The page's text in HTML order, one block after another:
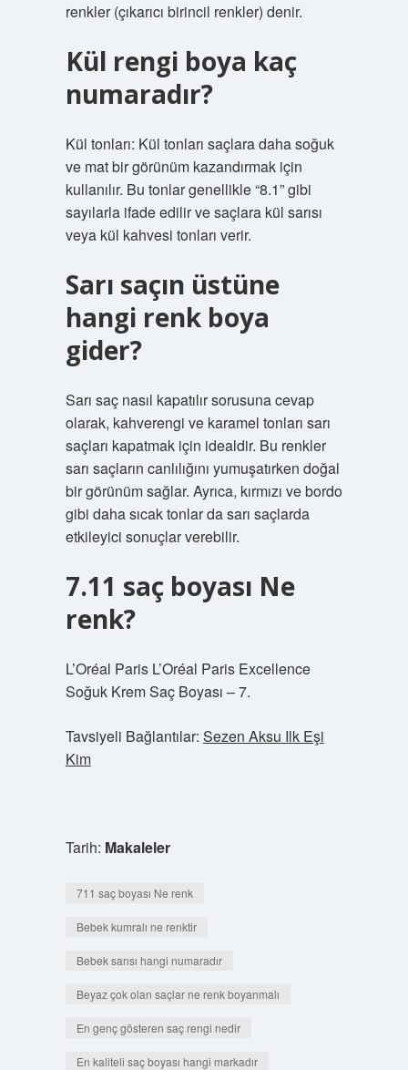
renkler (çıkarıcı birincil renkler) denir.
Kül rengi boya kaç
numaradır?
Kül tonları: Kül tonları saçlara daha soğuk
ve mat bir görünüm kazandırmak için
kullanılır. Bu tonlar genellikle “8.1” gibi
sayılarla ifade edilir ve saçlara kül sarısı
veya kül kahvesi tonları verir.
Sarı saçın üstüne
hangi renk boya
gider?
Sarı saç nasıl kapatılır sorusuna cevap
olarak, kahverengi ve karamel tonları sarı
saçları kapatmak için idealdir. Bu renkler
sarı saçların canlılığını yumuşatırken doğal
bir görünüm sağlar. Ayrıca, kırmızı ve bordo
gibi daha sıcak tonlar da sarı saçlarda
etkileyici sonuçlar verebilir.
7.11 saç boyası Ne
renk?
L’Oréal Paris L’Oréal Paris Excellence
Soğuk Krem Saç Boyası – 7.
Tavsiyeli Bağlantılar: Sezen Aksu Ilk Eşi
Kim
Tarih: Makaleler
711 saç boyası Ne renk
Bebek kumralı ne renktir
Bebek sarısı hangi numaradır
Beyaz çok olan saçlar ne renk boyanmalı
En genç gösteren saç rengi nedir
En kaliteli saç boyası hangi markadır